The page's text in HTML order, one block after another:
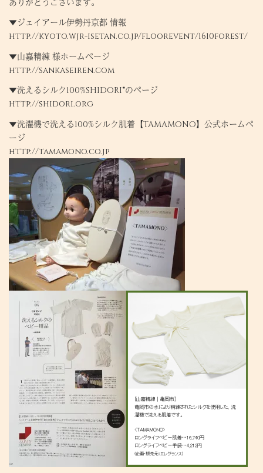
ありがとうございます。
▼ジェイアール伊勢丹京都 情報
http://kyoto.wjr-isetan.co.jp/floorevent/1610forest/
▼山嘉精練 様ホームページ
http://sankaseiren.com
▼洗えるシルク100%SHIDORI®️のページ
http://shidori.org
▼洗濯機で洗える100%シルク肌着【TAMAMONO】公式ホームペ
ージ
http://tamamono.co.jp